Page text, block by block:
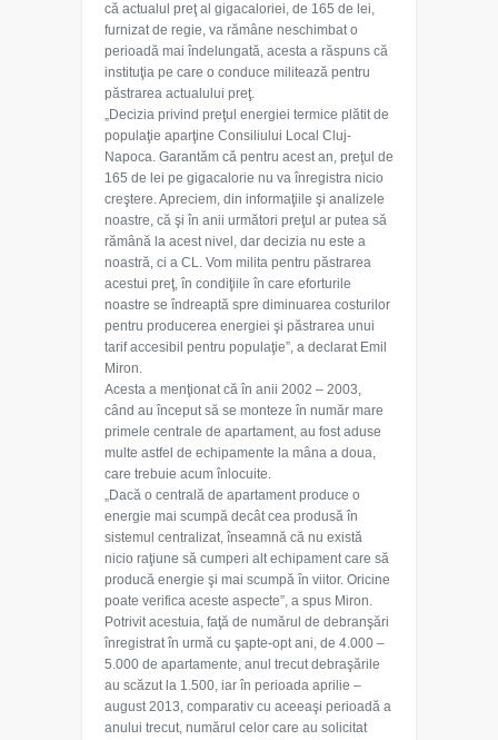
că actualul preţ al gigacaloriei, de 165 de lei,
furnizat de regie, va rămâne neschimbat o
perioadă mai îndelungată, acesta a răspuns că
instituţia pe care o conduce militează pentru
păstrarea actualului preţ.
„Decizia privind preţul energiei termice plătit de
populaţie aparţine Consiliului Local Cluj-
Napoca. Garantăm că pentru acest an, preţul de
165 de lei pe gigacalorie nu va înregistra nicio
creştere. Apreciem, din informaţiile şi analizele
noastre, că şi în anii următori preţul ar putea să
rămână la acest nivel, dar decizia nu este a
noastră, ci a CL. Vom milita pentru păstrarea
acestui preţ, în condiţiile în care eforturile
noastre se îndreaptă spre diminuarea costurilor
pentru producerea energiei şi păstrarea unui
tarif accesibil pentru populaţie”, a declarat Emil
Miron.
Acesta a menţionat că în anii 2002 – 2003,
când au început să se monteze în număr mare
primele centrale de apartament, au fost aduse
multe astfel de echipamente la mâna a doua,
care trebuie acum înlocuite.
„Dacă o centrală de apartament produce o
energie mai scumpă decât cea produsă în
sistemul centralizat, înseamnă că nu există
nicio raţiune să cumperi alt echipament care să
producă energie şi mai scumpă în viitor. Oricine
poate verifica aceste aspecte”, a spus Miron.
Potrivit acestuia, faţă de numărul de debranşări
înregistrat în urmă cu şapte-opt ani, de 4.000 –
5.000 de apartamente, anul trecut debraşările
au scăzut la 1.500, iar în perioada aprilie –
august 2013, comparativ cu aceeaşi perioadă a
anului trecut, numărul celor care au solicitat